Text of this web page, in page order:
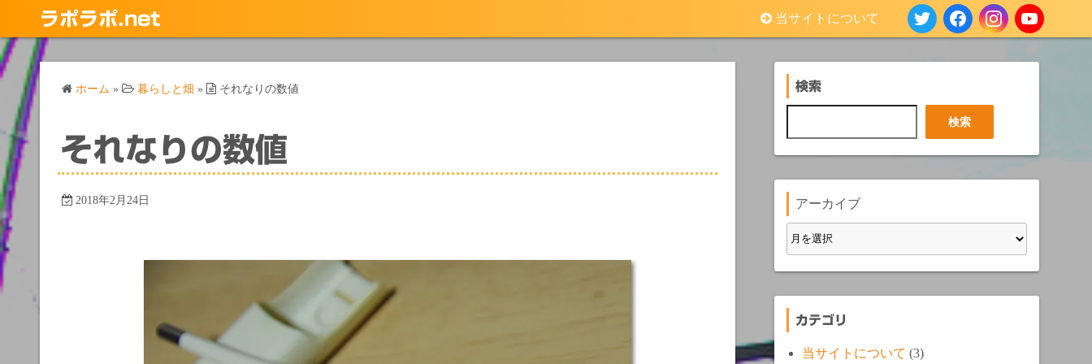
テ
ン
ス
キ
ッ
プ
ラポラポ.net 当サイトについて
ホーム » 暮らしと畑 » それなりの数値
それなりの数値
2018年2月24日
検索
索
検索
アーカイブ
カテゴリ
当サイトについて (3)